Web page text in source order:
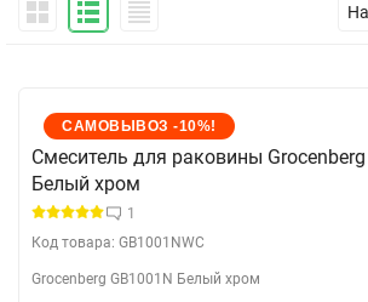
САМОВЫВОЗ -10%!
Cмеситель для раковины
Белый хром
1
Код товара: GB1001NWC
Grocenberg GB1001N Белый хром